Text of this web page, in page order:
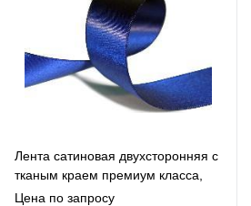
Под заказ
Лента сатиновая двухсторонняя c
тканым краем премиум класса,
синяя, 10мм*200м
Цена по запросу